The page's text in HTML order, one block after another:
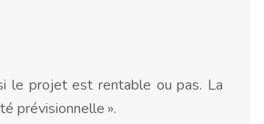
le projet est rentable ou pas. La
prévisionnelle ».